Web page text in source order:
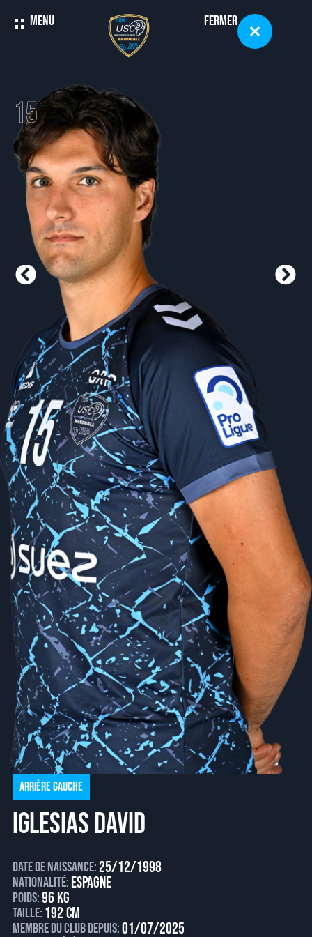
Menu Fermer
15
Arrière Gauche
IGLESIAS David
Date de naissance:25/12/1998
Nationalité: Espagne
Poids:96 kg
Taille: 192 cm
Membre du club depuis:01/07/2025